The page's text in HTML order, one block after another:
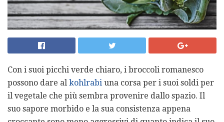
Con i suoi picchi verde chiaro, i broccoli romanesco
possono dare al kohlrabi una corsa per i suoi soldi per
il vegetale che più sembra provenire dallo spazio. Il
suo sapore morbido e la sua consistenza appena